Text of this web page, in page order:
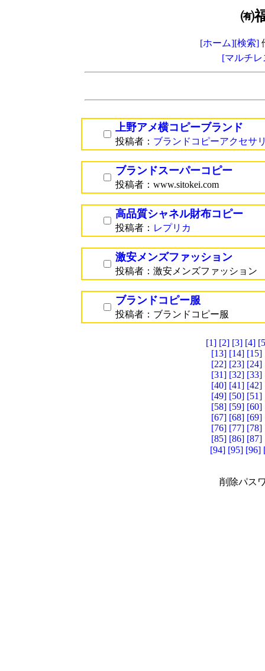
㈲
[ホーム][検索]
[マルチ
上野アメ横コピーブランド
投稿者： ブランドコピーアクセサ
ブランドスーパーコピー
投稿者：www.sitokei.com
高品質シャネル財布コピー
投稿者： レプリカ
激安メンズファッション
投稿者：激安メンズファッション
ブランドコピー服
投稿者：ブランドコピー服
[1] [2] [3] [4]
[13] [14] [15]
[22] [23] [24]
[31] [32] [33]
[40] [41] [42]
[49] [50] [51]
[58] [59] [60]
[67] [68] [69]
[76] [77] [78]
[85] [86] [87]
[94] [95] [96]
削除パス